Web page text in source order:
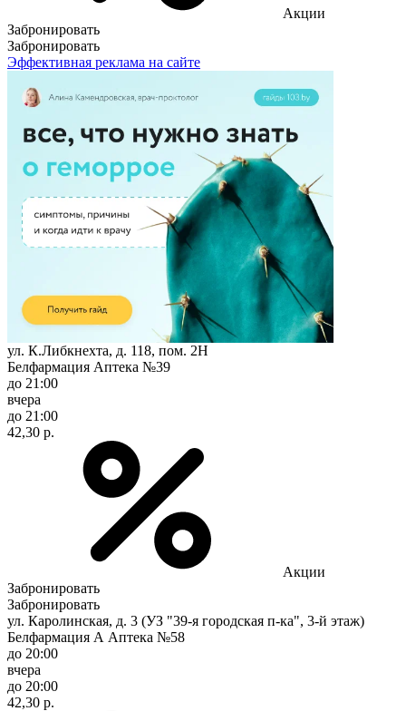
Акции
Забронировать
Забронировать
Эффективная реклама на сайте
ул. К.Либкнехта, д. 118, пом. 2Н
Белфармация Аптека №39
до 21:00
вчера
до 21:00
42,30 р.
Акции
Забронировать
Забронировать
ул. Каролинская, д. 3 (УЗ "39-я городская п-ка", 3-й этаж)
Белфармация А Аптека №58
до 20:00
вчера
до 20:00
42,30 р.